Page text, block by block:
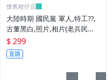
懷舊柑仔店
大陸時期 國民黨 軍人,特工??,
古董黑白,照片,相片(老兵民國3
8年從大陸帶來台灣的) **稀少
品6
$ 299
直購